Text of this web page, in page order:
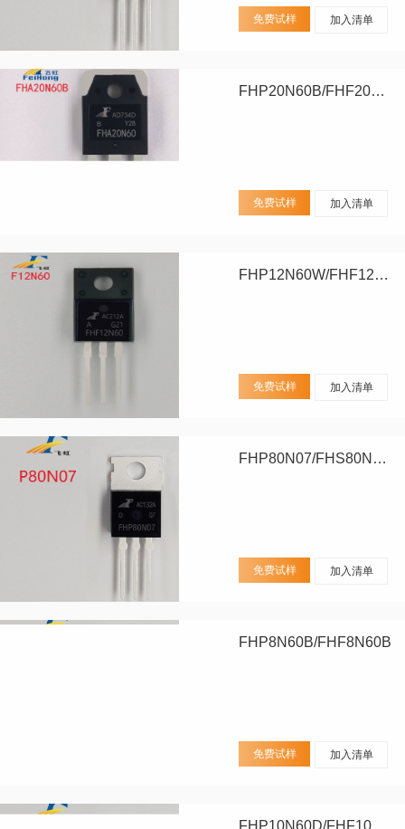
免费试样 加入清单
FHP20N60B/FHF20N60B/FHA20N60B
免费试样 加入清单
FHP12N60W/FHF12N60W
免费试样 加入清单
FHP80N07/FHS80N07/FHD80N07
免费试样 加入清单
FHP8N60B/FHF8N60B
免费试样 加入清单